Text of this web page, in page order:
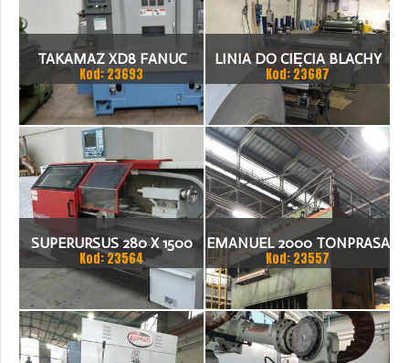
TAKAMAZ XD8 FANUC
21ITA TOKARKA CNC
Kod: 23693
LINIA DO CIĘCIA BLACHY
1.500 X 1,5 (2,5) MM
Kod: 23687
SUPERURSUS 280 X 1500
TOKARKA
Kod: 23564
EMANUEL 2000 TONPRASA
HYDRAULICZNA 3200 X
2000
Kod: 23557